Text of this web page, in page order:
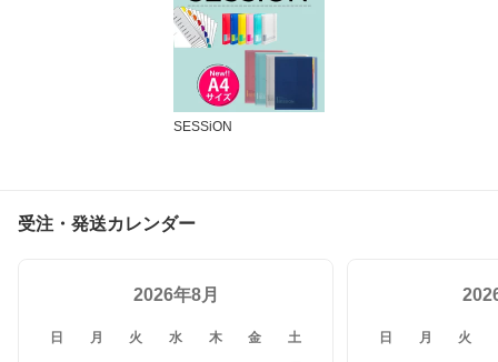
SESSiON
受注・発送カレンダー
2026年8月
日 月 火 水 木 金 土 日 月 火